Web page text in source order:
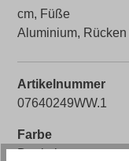
cm, Füße
Aluminium,
Artikelnummer
07640249WW.1
Farbe
Dunkelgrau